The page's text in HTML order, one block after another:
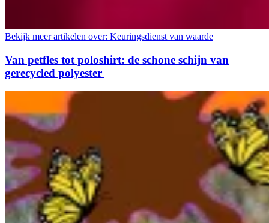
Bekijk meer artikelen over: Keuringsdienst van waarde
Van petfles tot poloshirt: de schone schijn van
gerecycled polyester